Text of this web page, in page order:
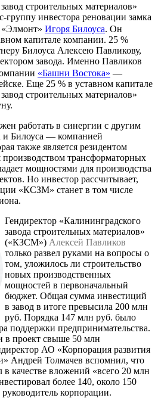
строительных материалов»
группу инвестора реновации замка
«Элмонт» Игоря Билоуса. Он
капитале компании. 25 %
Билоуса Алексею Павликову,
завода. Именно Павликов
«Башни Востока» —
Еще 25 % в уставном капитале
строительных материалов»
работать в синергии с другим
и Билоуса — компанией
также является резидентом
производством трансформаторных
мощностями для производства
Но инвестор рассчитывает,
«КСЗМ» станет в том числе
Гендиректор «Калининградского
завода строительных материалов»
(«КЗСМ») Алексей Павликов
только развел руками на вопросы о
том, уложилось ли строительство
новых производственных
мощностей в первоначальный
бюджет. Общая сумма инвестиций
в завод в итоге превысила 200 млн
руб. Порядка 147 млн руб. было
поддержки предпринимательства.
в проект свыше 50 млн
АО «Корпорация развития
Андрей Толмачев вспомнил, что
в качестве вложений «всего 20 млн
более 140, около 150
корпорации.